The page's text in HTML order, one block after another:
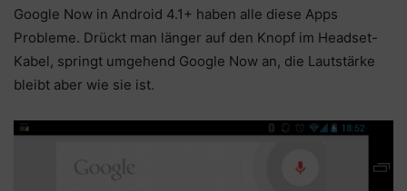
Google Now in Android 4.1+ haben alle diese Apps
Probleme. Drückt man länger auf den Knopf im Headset-
Kabel, springt umgehend Google Now an, die Lautstärke
bleibt aber wie sie ist.